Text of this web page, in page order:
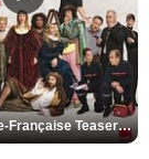
De la Comédie-Française Teaser VF